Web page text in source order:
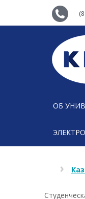
ОБ